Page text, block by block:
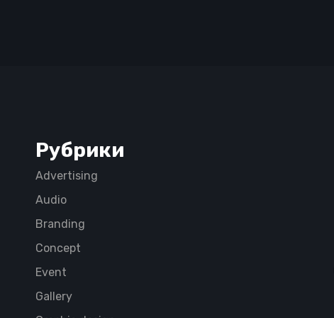
Рубрики
Advertising
Audio
Branding
Concept
Event
Gallery